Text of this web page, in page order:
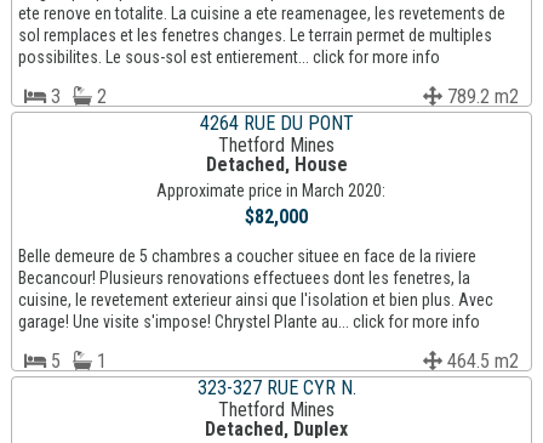
ete renove en totalite. La cuisine a ete reamenagee, les revetements de
sol remplaces et les fenetres changes. Le terrain permet de multiples
possibilites. Le sous-sol est entierement... click for more info
3 2
789.2 m2
4264 RUE DU PONT
Thetford Mines
Detached, House
Approximate price in March 2020:
$82,000
Belle demeure de 5 chambres a coucher situee en face de la riviere
Becancour! Plusieurs renovations effectuees dont les fenetres, la
cuisine, le revetement exterieur ainsi que l'isolation et bien plus. Avec
garage! Une visite s'impose! Chrystel Plante au... click for more info
5 1
464.5 m2
323-327 RUE CYR N.
Thetford Mines
Detached, Duplex